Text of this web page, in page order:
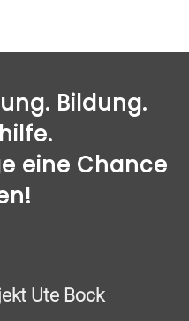
Bildung.
eine Chance
Ute Bock